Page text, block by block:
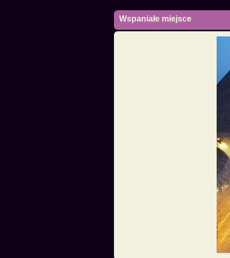
Wspaniałe miejsce